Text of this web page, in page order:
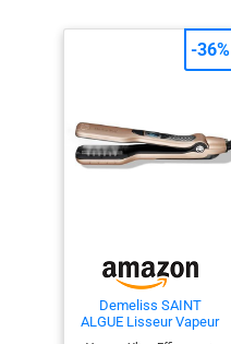
Demeliss SAINT
ALGUE Lisseur Vapeur
TITANIUM - Plaques
-36%